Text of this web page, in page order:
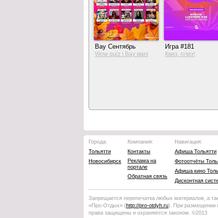
Вау Сентябрь
Wow quiz | Вау квиз
Игра #181
Квиз, плиз!
Города:
Тольятти
Новосибирск
Компания:
Контакты
Реклама на
портале
Обратная связь
Навигация:
Афиша Тольятти
Фотоотчёты
Афиша кино
Дисконтная
Запрещается перепечатка любых материалов, а
«Про-Отдых» (http://pro-otdyh .ru). При размещении
права защищены и охраняются законом. ©2013